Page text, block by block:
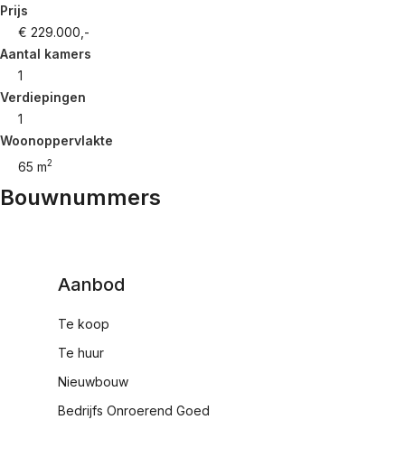
Prijs
€ 229.000,-
Aantal kamers
1
Verdiepingen
1
Woonoppervlakte
65 m2
Bouwnummers
Aanbod
Te koop
Te huur
Nieuwbouw
Bedrijfs Onroerend Goed